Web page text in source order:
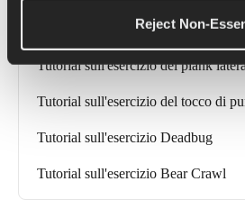
Reject Non-
Tutorial sull'esercizio del plank
Tutorial sull'esercizio del tocco di
Tutorial sull'esercizio Deadbug
Tutorial sull'esercizio Bear Crawl